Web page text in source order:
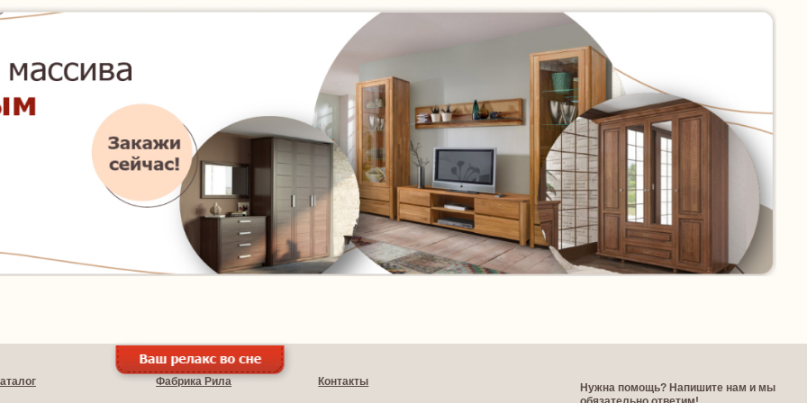
Фабрика Рила Контакты
Нужна помощь? Напишите нам и мы